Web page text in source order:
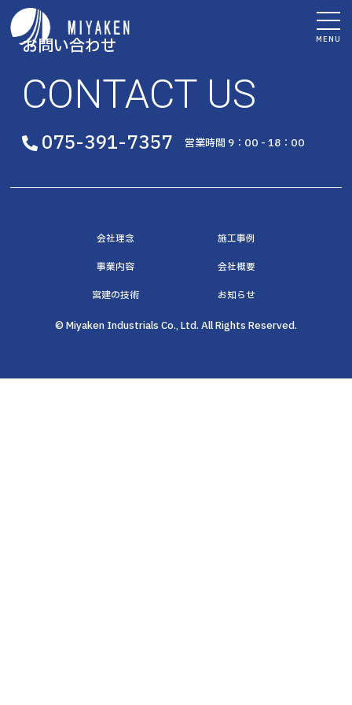
MENU
お問い合わせ
CONTACT US
075-391-7357 営業時間 9：00 - 18：00
会社理念 施工事例
事業内容 会社概要
宮建の技術 お知らせ
© Miyaken Industrials Co., Ltd. All Rights Reserved.